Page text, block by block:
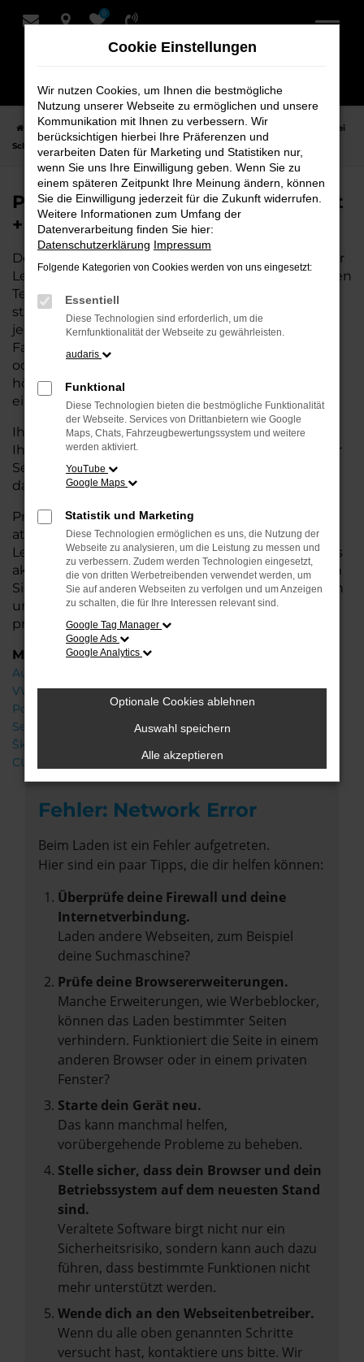
Zum
0
Startseite Leer Porsche Porsche 911
Porsche 911 Neuwagen bei
Schmidt + Koch für Leer
Porsche 911 Neuwagen bei Schmidt
+ Koch für Leer
Der Porsche 911 ist die perfekte Wahl für alle, die für
Leer einen Neuwagen suchen. Mit seiner modernen
Technik, seinem effizienten Antrieb und dem
stilvollen Design ist der 911 die ideale Lösung für
jeden, der ein zuverlässiges und komfortables
Fahrzeug möchte. Egal, ob für den Stadtverkehr
oder längere Fahrten – der 911 bietet Ihnen
höchsten Fahrkomfort, innovative Features und
eine herausragende Wirtschaftlichkeit.
Ihr Porsche Autohaus in der Nähe von Leer steht
Ihnen mit einer breiten Auswahl an Neuwagen zur
Seite und bietet Ihnen umfassende
damit Sie das für Sie passende Fahrzeug finden.
Profitieren Sie von zusätzlichen Services wie
attraktiven Finanzierungsmöglichkeiten,
Leasingangeboten und der Inzahlungnahme Ihres
aktuellen Fahrzeugs. Besuchen Sie uns und lassen
Sie sich von unseren Experten beraten – wir freuen
uns, Ihnen den perfekten Neuwagen zu
präsentieren!
Marken
Audi
VW
Porsche
Seat
Škoda
CUPRA
Fehler: Network Error
Beim Laden ist ein Fehler aufgetreten.
Hier sind ein paar Tipps, die dir helfen können:
Überprüfe deine Firewall und deine
Internetverbindung.
Laden andere Webseiten, zum Beispiel
deine Suchmaschine?
Prüfe deine Browsererweiterungen.
Manche Erweiterungen, wie Werbeblocker,
können das Laden bestimmter Seiten
verhindern. Funktioniert die Seite in einem
anderen Browser oder in einem privaten
Fenster?
Starte dein Gerät neu.
Das kann manchmal helfen,
vorübergehende Probleme zu beheben.
Stelle sicher, dass dein Browser und dein
Betriebssystem auf dem neuesten Stand
sind.
Veraltete Software birgt nicht nur ein
Sicherheitsrisiko, sondern kann auch dazu
führen, dass bestimmte Funktionen nicht
mehr unterstützt werden.
Wende dich an den Webseitenbetreiber.
Wenn du alle oben genannten Schritte
versucht hast, kontaktiere uns bitte. Wir
Cookie Einstellungen
Wir nutzen Cookies, um Ihnen die bestmögliche
Nutzung unserer Webseite zu ermöglichen und unsere
Kommunikation mit Ihnen zu verbessern. Wir
berücksichtigen hierbei Ihre Präferenzen und
verarbeiten Daten für Marketing und Statistiken nur,
wenn Sie uns Ihre Einwilligung geben. Wenn Sie zu
einem späteren Zeitpunkt Ihre Meinung ändern, können
Sie die Einwilligung jederzeit für die Zukunft widerrufen.
Weitere Informationen zum Umfang der
Datenverarbeitung finden Sie hier:
Datenschutzerklärung Impressum
Folgende Kategorien von Cookies werden von uns eingesetzt:
Essentiell
Diese Technologien sind erforderlich, um die
Kernfunktionalität der Webseite zu gewährleisten.
audaris
Funktional
Diese Technologien bieten die bestmögliche Funktionalität
der Webseite. Services von Drittanbietern wie Google
Maps, Chats, Fahrzeugbewertungssystem und weitere
werden aktiviert.
YouTube
Google Maps
Statistik und Marketing
Diese Technologien ermöglichen es uns, die Nutzung der
Webseite zu analysieren, um die Leistung zu messen und
zu verbessern. Zudem werden Technologien eingesetzt,
die von dritten Werbetreibenden verwendet werden, um
Sie auf anderen Webseiten zu verfolgen und um Anzeigen
zu schalten, die für Ihre Interessen relevant sind.
Google Tag Manager
Google Ads
Google Analytics
Optionale Cookies ablehnen
Auswahl speichern
Alle akzeptieren